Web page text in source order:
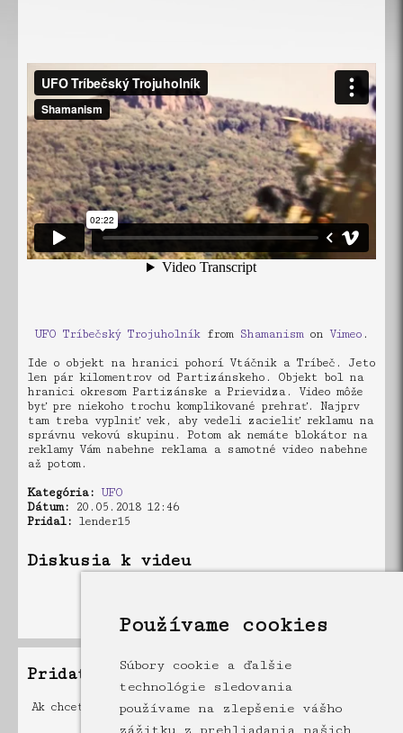
Používame cookies
Súbory cookie a ďalšie
technológie sledovania
používame na zlepšenie vášho
zážitku z prehliadania našich
UFO Tríbečský Trojuholníkfrom Shamanismon Vimeo .
Ide o objekt na hranici pohorí Vtáčnik a Tríbeč. Jeto
len pár kilomentrov od Partizánskeho. Objekt bol na
hranici okresom Partizánske a Prievidza. Video môže
byť pre niekoho trochu komplikované prehrať. Najprv
tam treba vyplniť vek, aby vedeli zacieliť reklamu na
správnu vekovú skupinu. Potom ak nemáte blokátor na
reklamy Vám nabehne reklama a samotné video nabehne
až potom.
Kategória: UFO
Dátum: 20.05.2018 12:46
Pridal: lender15
Diskusia k videu
Pridať príspevok
Ak chcete pridať príspevok musíte byť registrovaný a